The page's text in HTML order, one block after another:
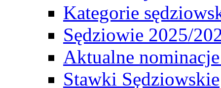
Kategorie
Sędziowie 2025/
Aktualne
Stawki Sędziowskie